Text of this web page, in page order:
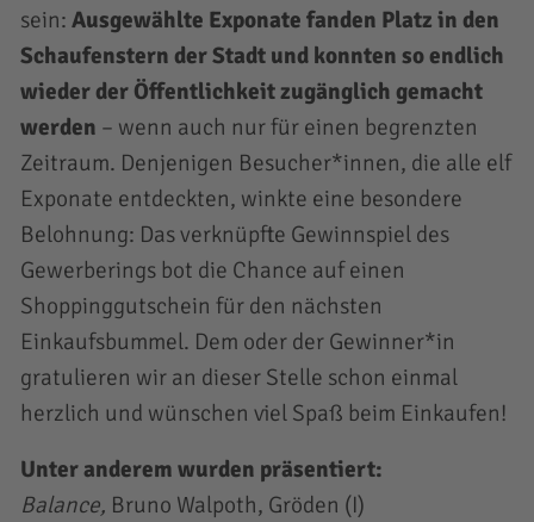
sein: Ausgewählte Exponate fanden Platz in den
Schaufenstern der Stadt und konnten so endlich
wieder der Öffentlichkeit zugänglich gemacht
werden – wenn auch nur für einen begrenzten
Zeitraum. Denjenigen Besucher*innen, die alle elf
Exponate entdeckten, winkte eine besondere
Belohnung: Das verknüpfte Gewinnspiel des
Gewerberings bot die Chance auf einen
Shoppinggutschein für den nächsten
Einkaufsbummel. Dem oder der Gewinner*in
gratulieren wir an dieser Stelle schon einmal
herzlich und wünschen viel Spaß beim Einkaufen!
Unter anderem wurden präsentiert:
Balance, Bruno Walpoth, Gröden (I)